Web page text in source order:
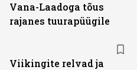
Vana-Laadoga tõus
rajanes tuurapüügile
Viikingite relvad ja